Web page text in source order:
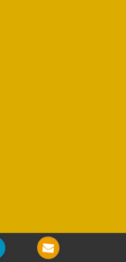
| All rights reserved | Design by